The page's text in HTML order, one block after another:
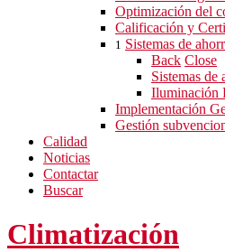
Optimización del
Calificación y
1 Sistemas de
Back Close
Sistemas de
Iluminación
Implementación
Gestión
Calidad
Noticias
Contactar
Buscar
Climatización